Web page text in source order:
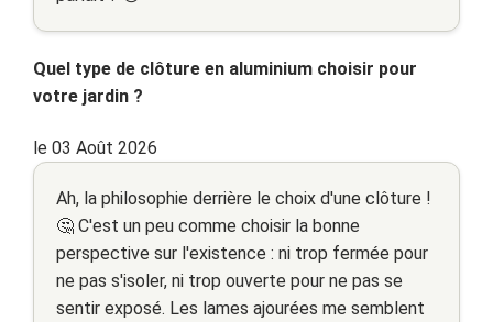
Quel type de clôture en aluminium choisir pour
votre jardin ?
le 03 Août 2026
Ah, la philosophie derrière le choix d'une clôture !
🤔 C'est un peu comme choisir la bonne
perspective sur l'existence : ni trop fermée pour
ne pas s'isoler, ni trop ouverte pour ne pas se
sentir exposé. Les lames ajourées me semblent